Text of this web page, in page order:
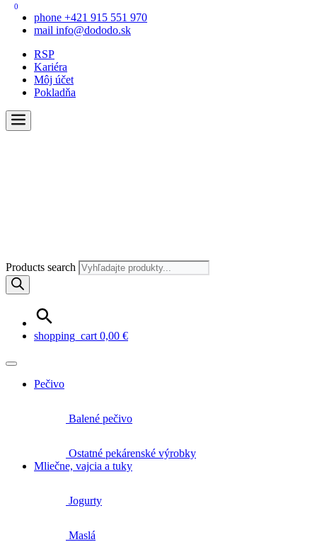
phone +421 915 551 970
mail info@dododo.sk
RSP
Kariéra
Môj účet
Pokladňa
Products search
0
shopping_cart 0,00 €
Pečivo
Balené pečivo
Ostatné pekárenské výrobky
Mliečne, vajcia a tuky
Jogurty
Maslá